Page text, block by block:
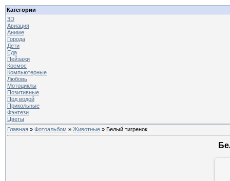
Категории
3D
Авиация
Аниме
Города
Дети
Еда
Пейзажи
Космос
Компьютерные
Любовь
Мотоциклы
Позитивные
Под водой
Прикольные
Фэнтези
Цветы
Главная » Фотоальбом » Животные » Белый тигренок